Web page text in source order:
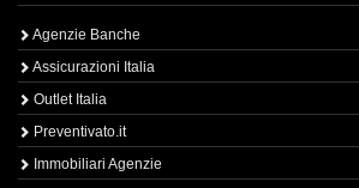
Agenzie Banche
Assicurazioni Italia
Outlet Italia
Preventivato.it
Immobiliari Agenzie